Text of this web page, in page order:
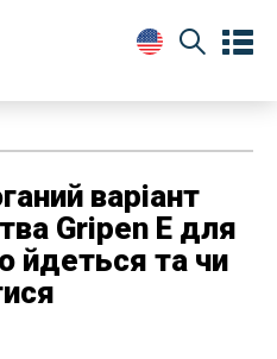
варіант
Gripen E для
йдеться та чи